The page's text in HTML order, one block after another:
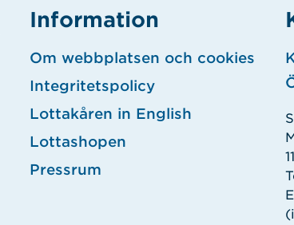
Information
Om webbplatsen och cookies
Integritetspolicy
Lottakåren in English
Lottashopen
Pressrum